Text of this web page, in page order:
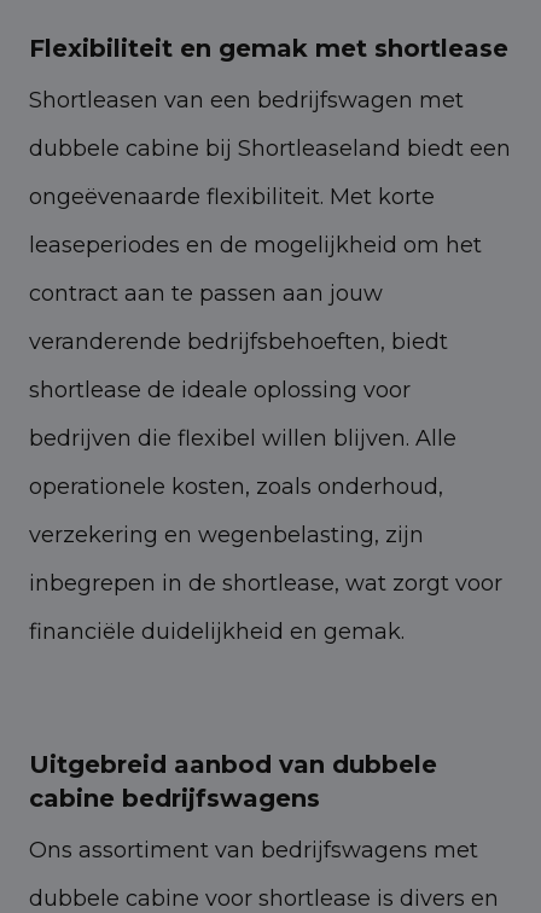
Flexibiliteit en gemak met shortlease
Shortleasen van een bedrijfswagen met
dubbele cabine bij Shortleaseland biedt een
ongeëvenaarde flexibiliteit. Met korte
leaseperiodes en de mogelijkheid om het
contract aan te passen aan jouw
veranderende bedrijfsbehoeften, biedt
shortlease de ideale oplossing voor
bedrijven die flexibel willen blijven. Alle
operationele kosten, zoals onderhoud,
verzekering en wegenbelasting, zijn
inbegrepen in de shortlease, wat zorgt voor
financiële duidelijkheid en gemak.
Uitgebreid aanbod van dubbele
cabine bedrijfswagens
Ons assortiment van bedrijfswagens met
dubbele cabine voor shortlease is divers en